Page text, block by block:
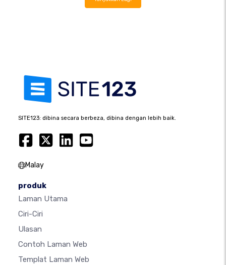
SITE123: dibina secara berbeza, dibina dengan lebih baik.
Malay
produk
Laman Utama
Ciri-Ciri
Ulasan
Contoh Laman Web
Templat Laman Web